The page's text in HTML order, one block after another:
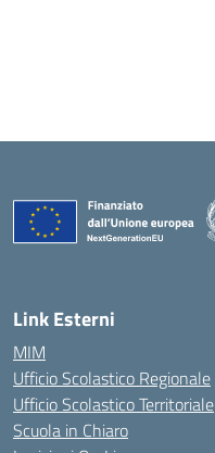
Link Esterni
MIM
Ufficio Scolastico Regionale
Ufficio Scolastico Territoriale
Scuola in Chiaro